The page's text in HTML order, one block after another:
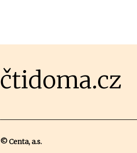
čtidoma.cz
© Centa, a.s.